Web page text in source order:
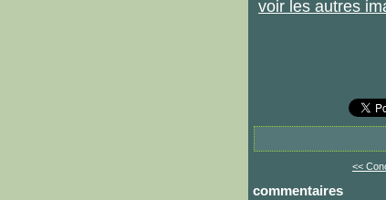
voir les autres
<<
commentaires